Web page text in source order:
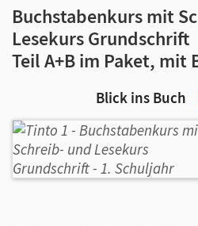
Blick ins Buch
Buchstabenkurs mit
Lesekurs Grundschrift
Teil A+B im Paket, mit